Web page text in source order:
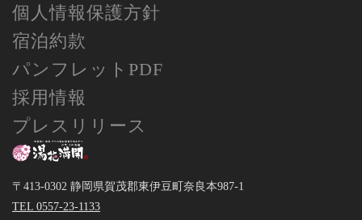
個人情報保護方針
宿泊約款
パンフレットPDF
採用情報
プレスリリース
〒413-0302 静岡県賀茂郡東伊豆町奈良本987-1
TEL 0557-23-1133